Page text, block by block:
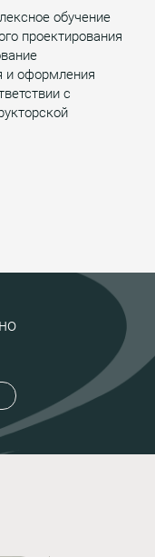
обучение
проектирования
и оформления
с